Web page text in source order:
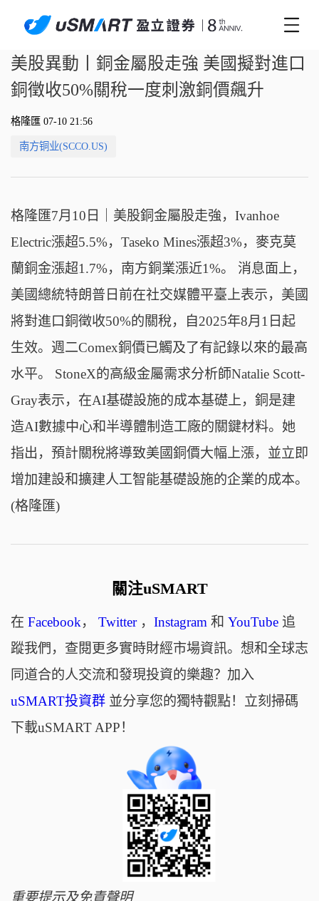
美股異動丨銅金屬股走強 美國擬對進口
銅徵收50%關稅一度刺激銅價飆升
格隆匯 07-10 21:56
南方铜业(SCCO.US)
格隆匯7月10日｜美股銅金屬股走強，Ivanhoe
Electric漲超5.5%，Taseko Mines漲超3%，麥克莫
蘭銅金漲超1.7%，南方銅業漲近1%。 消息面上，
美國總統特朗普日前在社交媒體平臺上表示，美國
將對進口銅徵收50%的關稅，自2025年8月1日起
生效。週二Comex銅價已觸及了有記錄以來的最高
水平。 StoneX的高級金屬需求分析師Natalie Scott-
Gray表示，在AI基礎設施的成本基礎上，銅是建
造AI數據中心和半導體制造工廠的關鍵材料。她
指出，預計關稅將導致美國銅價大幅上漲，並立即
增加建設和擴建人工智能基礎設施的企業的成本。
(格隆匯)
關注uSMART
在 Facebook， Twitter， Instagram和 YouTube追
蹤我們，查閱更多實時財經市場資訊。想和全球志
同道合的人交流和發現投資的樂趣？加入
uSMART投資群並分享您的獨特觀點！立刻掃碼
下載uSMART APP！
重要提示及免責聲明